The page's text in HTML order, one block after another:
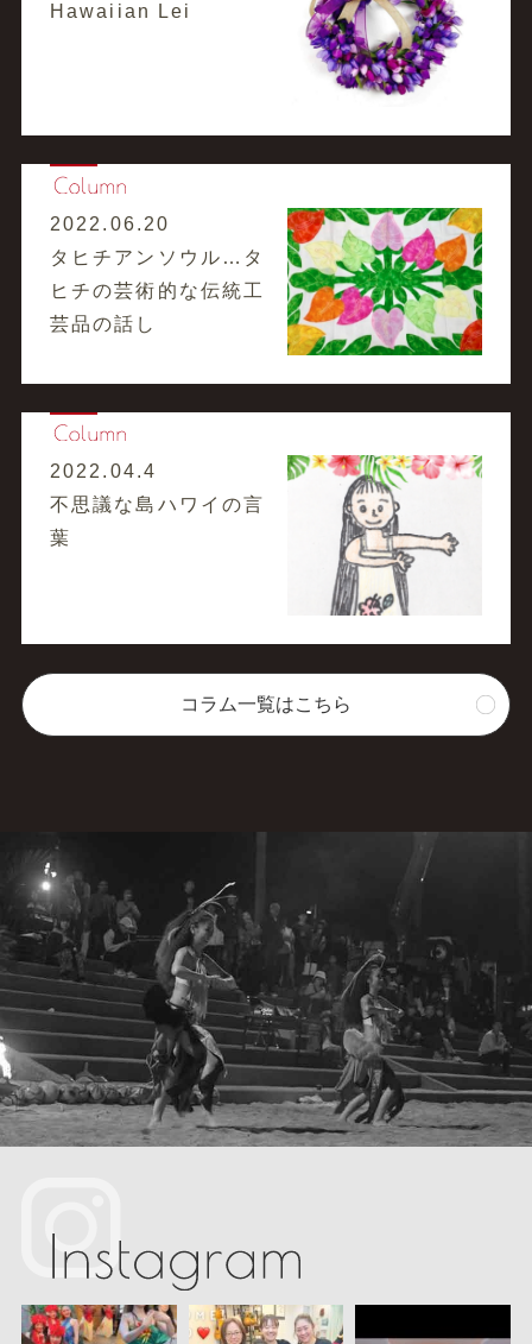
Hawaiian Lei
2022.06.20
タヒチアンソウル…タ
ヒチの芸術的な伝統工
芸品の話し
2022.04.4
不思議な島ハワイの言
葉
コラム一覧はこちら